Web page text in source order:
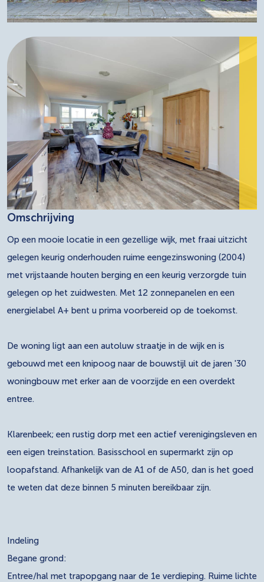
Omschrijving
Op een mooie locatie in een gezellige wijk, met fraai uitzicht
gelegen keurig onderhouden ruime eengezinswoning (2004)
met vrijstaande houten berging en een keurig verzorgde tuin
gelegen op het zuidwesten. Met 12 zonnepanelen en een
energielabel A+ bent u prima voorbereid op de toekomst.
De woning ligt aan een autoluw straatje in de wijk en is
gebouwd met een knipoog naar de bouwstijl uit de jaren '30
woningbouw met erker aan de voorzijde en een overdekt
entree.
Klarenbeek; een rustig dorp met een actief verenigingsleven en
een eigen treinstation. Basisschool en supermarkt zijn op
loopafstand. Afhankelijk van de A1 of de A50, dan is het goed
te weten dat deze binnen 5 minuten bereikbaar zijn.
Indeling
Begane grond:
Entree/hal met trapopgang naar de 1e verdieping. Ruime lichte